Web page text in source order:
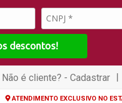
descontos!
Não é cliente? - Cadastrar |
ATENDIMENTO EXCLUSIVO NO